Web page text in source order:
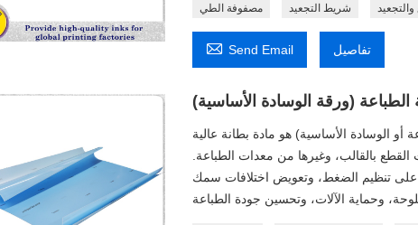
مصفوفة الطي شريط التجعيد
 Send Email تفاصيل
الطباعة (ورقة الوسادة الأساسية)
الوسادة الأساسية) هو مادة بطانة عالية
بالقالب، وغيرها من معدات الطباعة.
تنظيم الضغط، وتعويض اختلافات سمك